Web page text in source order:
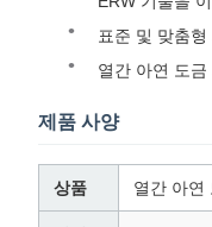
표준 및 맞춤
열간 아연 도
제품 사양
상품 열간 아연